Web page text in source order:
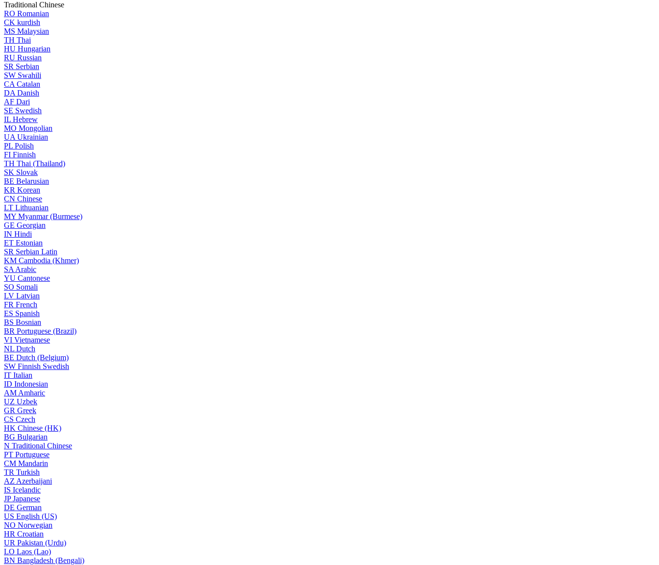
Traditional Chinese
RO Romanian
CK kurdish
MS Malaysian
TH Thai
HU Hungarian
RU Russian
SR Serbian
SW Swahili
CA Catalan
DA Danish
AF Dari
SE Swedish
IL Hebrew
MO Mongolian
UA Ukrainian
PL Polish
FI Finnish
TH Thai (Thailand)
SK Slovak
BE Belarusian
KR Korean
CN Chinese
LT Lithuanian
MY Myanmar (Burmese)
GE Georgian
IN Hindi
ET Estonian
SR Serbian Latin
KM Cambodia (Khmer)
SA Arabic
YU Cantonese
SO Somali
LV Latvian
FR French
ES Spanish
BS Bosnian
BR Portuguese (Brazil)
VI Vietnamese
NL Dutch
BE Dutch (Belgium)
SW Finnish Swedish
IT Italian
ID Indonesian
AM Amharic
UZ Uzbek
GR Greek
CS Czech
HK Chinese (HK)
BG Bulgarian
N Traditional Chinese
PT Portuguese
CM Mandarin
TR Turkish
AZ Azerbaijani
IS Icelandic
JPJapanese
DE German
US English (US)
NO Norwegian
HR Croatian
UR Pakistan (Urdu)
LO Laos (Lao)
BN Bangladesh (Bengali)